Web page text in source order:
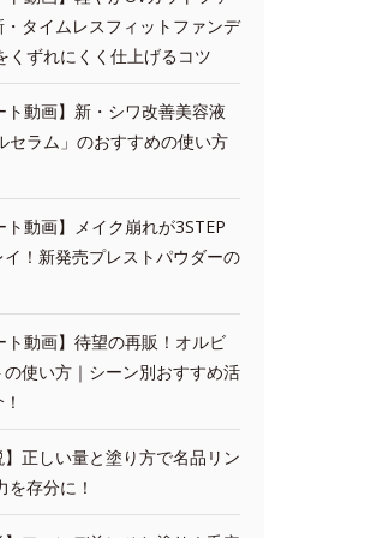
・タイムレスフィットファンデ
くずれにくく仕上げるコツ
ト動画】新・シワ改善美容液
セラム」のおすすめの使い方
ト動画】メイク崩れが3STEP
！新発売プレストパウダーの
ト動画】待望の再販！オルビ
使い方｜シーン別おすすめ活
】正しい量と塗り方で名品リン
を存分に！